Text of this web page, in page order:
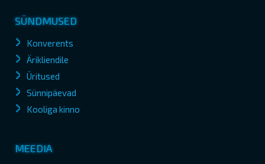
SÜNDMUSED
Konverents
Ärikliendile
Üritused
Sünnipäevad
Kooliga kinno
MEEDIA